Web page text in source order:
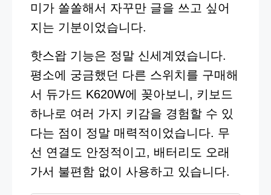
미가 쏠쏠해서 자꾸만 글을 쓰고 싶어
지는 기분이었습니다.
핫스왑 기능은 정말 신세계였습니다.
평소에 궁금했던 다른 스위치를 구매해
서 듀가드 K620W에 꽂아보니, 키보드
하나로 여러 가지 키감을 경험할 수 있
다는 점이 정말 매력적이었습니다. 무
선 연결도 안정적이고, 배터리도 오래
가서 불편함 없이 사용하고 있습니다.